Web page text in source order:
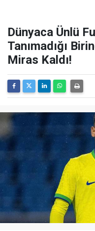
Dünyaca Ünlü
Tanımadığı
Miras Kaldı!